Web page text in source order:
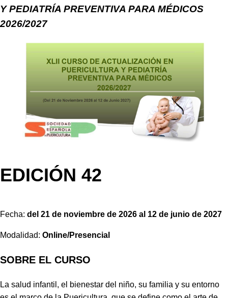
Y PEDIATRÍA PREVENTIVA PARA MÉDICOS
2026/2027
EDICIÓN 42
Fecha: del 21 de noviembre de 2026 al 12 de junio de 2027
Modalidad: Online/Presencial
SOBRE EL CURSO
La salud infantil, el bienestar del niño, su familia y su entorno